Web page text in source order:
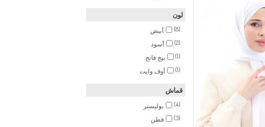
لون
أبيض
(8)
أسود
(2)
بيج فاتح
(1)
أوف وايت
(1)
قماش
بوليستر
(4)
قطن
(3)